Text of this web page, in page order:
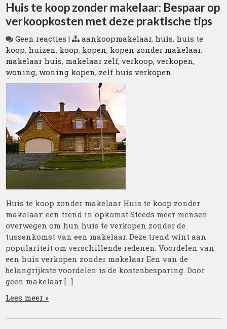
Huis te koop zonder makelaar: Bespaar op
verkoopkosten met deze praktische tips
Geen reacties | aankoopmakelaar, huis, huis te
koop, huizen, koop, kopen, kopen zonder makelaar,
makelaar huis, makelaar zelf,verkoop,verkopen,
woning,woning kopen, zelf huis verkopen
Huis te koop zonder makelaar Huis te koop zonder
makelaar: een trend in opkomst Steeds meer mensen
overwegen om hun huis te verkopen zonder de
tussenkomst van een makelaar. Deze trend wint aan
populariteit om verschillende redenen. Voordelen van
een huis verkopen zonder makelaar Een van de
belangrijkste voordelen is de kostenbesparing. Door
geen makelaar […]
Lees meer »